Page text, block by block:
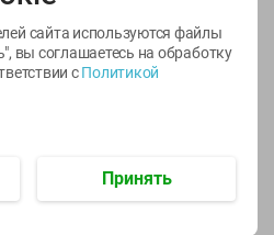
сайта используются файлы
вы соглашаетесь на обработку
с Политикой
Принять